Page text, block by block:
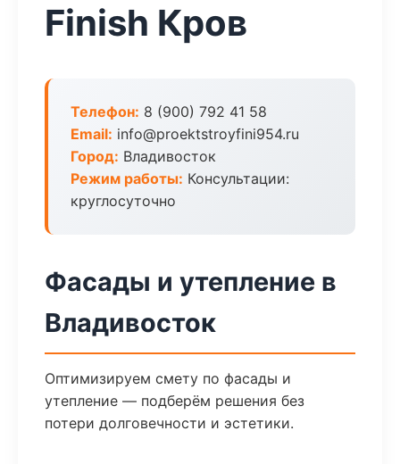
Finish Кров
Телефон: 8 (900) 792 41 58
Email: info@proektstroyfini954.ru
Город: Владивосток
Режим работы: Консультации:
круглосуточно
Фасады и утепление в
Владивосток
Оптимизируем смету по фасады и
утепление — подберём решения без
потери долговечности и эстетики.